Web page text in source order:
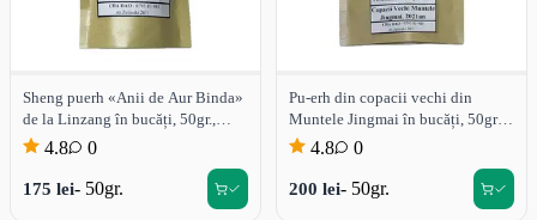
Sheng puerh «Anii de Aur Binda»
de la Linzang în bucăți, 50gr.,
2020a
4.8 0
175 lei- 50gr.
Pu-erh din copacii vechi din
Muntele Jingmai în bucăți, 50gr.,
2021a
4.8 0
200 lei- 50gr.